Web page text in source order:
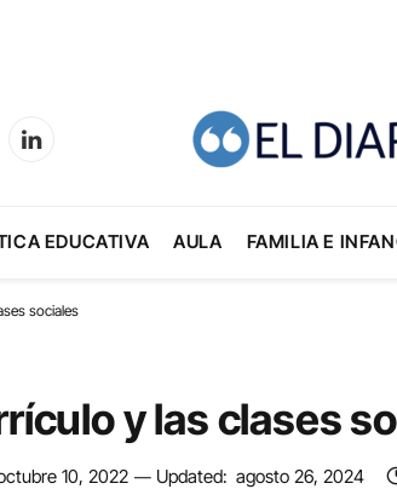
LinkedIn
EDUCATIVA AULA FAMILIA E
sociales
y las clases
10, 2022 Updated: agosto 26, 2024